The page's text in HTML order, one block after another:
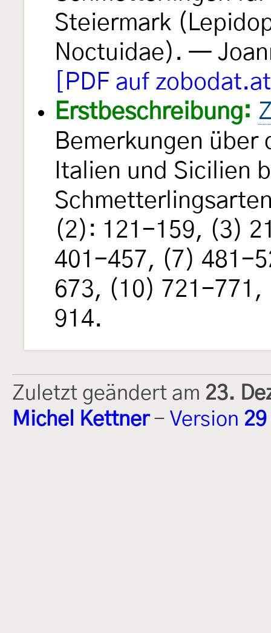
Steiermark
Noctuidae). —
[PDF auf
Erstbeschreibung:
Bemerkungen über
Italien und Sicilien
(2): 121-159, (3)
401-457, (7) 481-
673, (10) 721-
914.
Zuletzt geändert am 23.
Michel Kettner- Version 29